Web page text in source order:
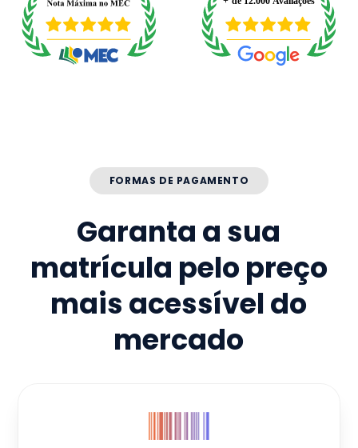
FORMAS DE PAGAMENTO
Garanta a sua
matrícula pelo preço
mais acessível do
mercado